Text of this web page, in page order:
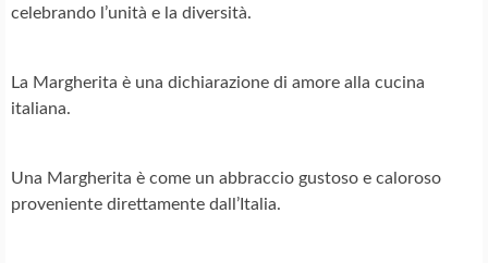
celebrando l’unità e la diversità.
La Margherita è una dichiarazione di amore alla cucina
italiana.
Una Margherita è come un abbraccio gustoso e caloroso
proveniente direttamente dall’Italia.